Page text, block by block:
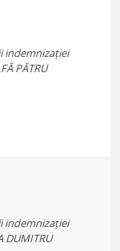
indemnizației
PĂTRU
indemnizației
DUMITRU